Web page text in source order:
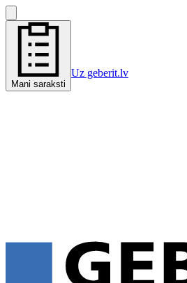
Mani saraksti
Uz geberit.lv